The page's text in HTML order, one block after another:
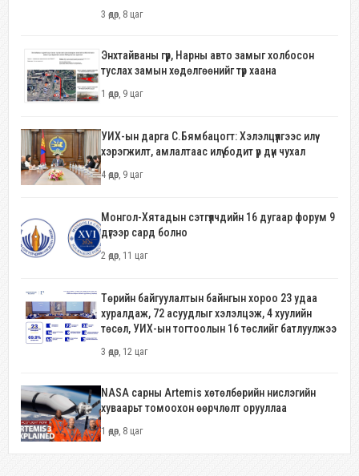
3 өдөр, 8 цаг
Энхтайваны гүүр, Нарны авто замыг холбосон
туслах замын хөдөлгөөнийг түр хаана
1 өдөр, 9 цаг
УИХ-ын дарга С.Бямбацогт: Хэлэлцүүлгээс илүү
хэрэгжилт, амлалтаас илүү бодит үр дүн чухал
4 өдөр, 9 цаг
Монгол-Хятадын сэтгүүлчдийн 16 дугаар форум 9
дүгээр сард болно
2 өдөр, 11 цаг
Төрийн байгуулалтын байнгын хороо 23 удаа
хуралдаж, 72 асуудлыг хэлэлцэж, 4 хуулийн
төсөл, УИХ-ын тогтоолын 16 төслийг батлуулжээ
3 өдөр, 12 цаг
NASA сарны Artemis хөтөлбөрийн нислэгийн
хуваарьт томоохон өөрчлөлт орууллаа
1 өдөр, 8 цаг